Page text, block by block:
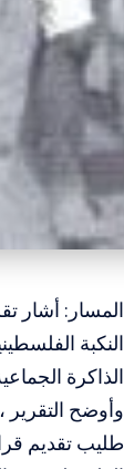
المسار: أشار
النكبة
الذاكرة
وأوضح